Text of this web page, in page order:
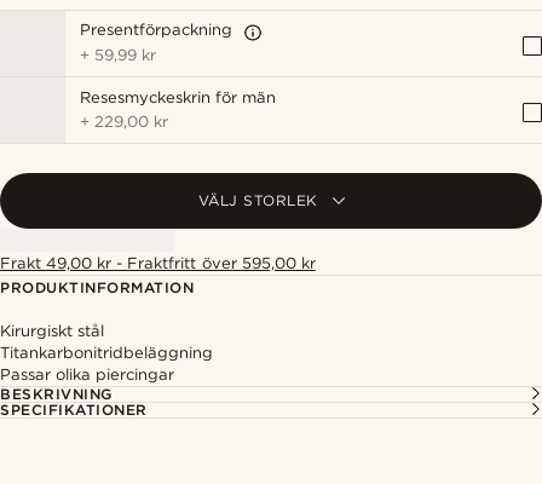
Presentförpackning
+ 59,99 kr
Resesmyckeskrin för män
+ 229,00 kr
VÄLJ STORLEK
Frakt 49,00 kr - Fraktfritt över 595,00 kr
PRODUKTINFORMATION
Kirurgiskt stål
Titankarbonitridbeläggning
Passar olika piercingar
BESKRIVNING
SPECIFIKATIONER